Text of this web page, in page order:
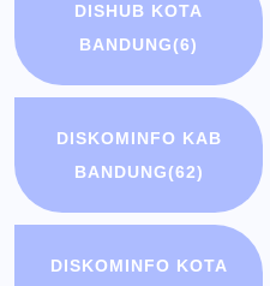
DISHUB KOTA
BANDUNG(6)
DISKOMINFO KAB
BANDUNG(62)
DISKOMINFO KOTA